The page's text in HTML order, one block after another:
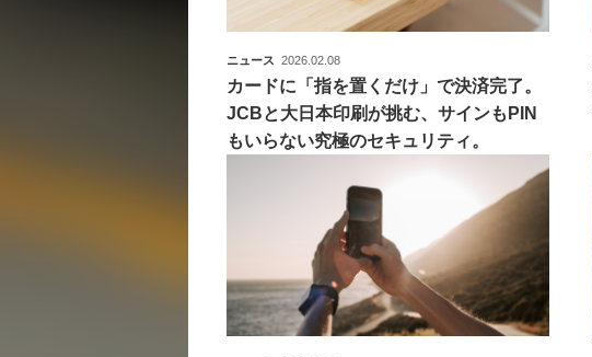
ニュース 2026.02.08
カードに「指を置くだけ」で決済完了。
JCBと大日本印刷が挑む、サインもPIN
もいらない究極のセキュリティ。